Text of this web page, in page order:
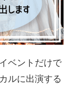
ベントだけで
ルに出演する